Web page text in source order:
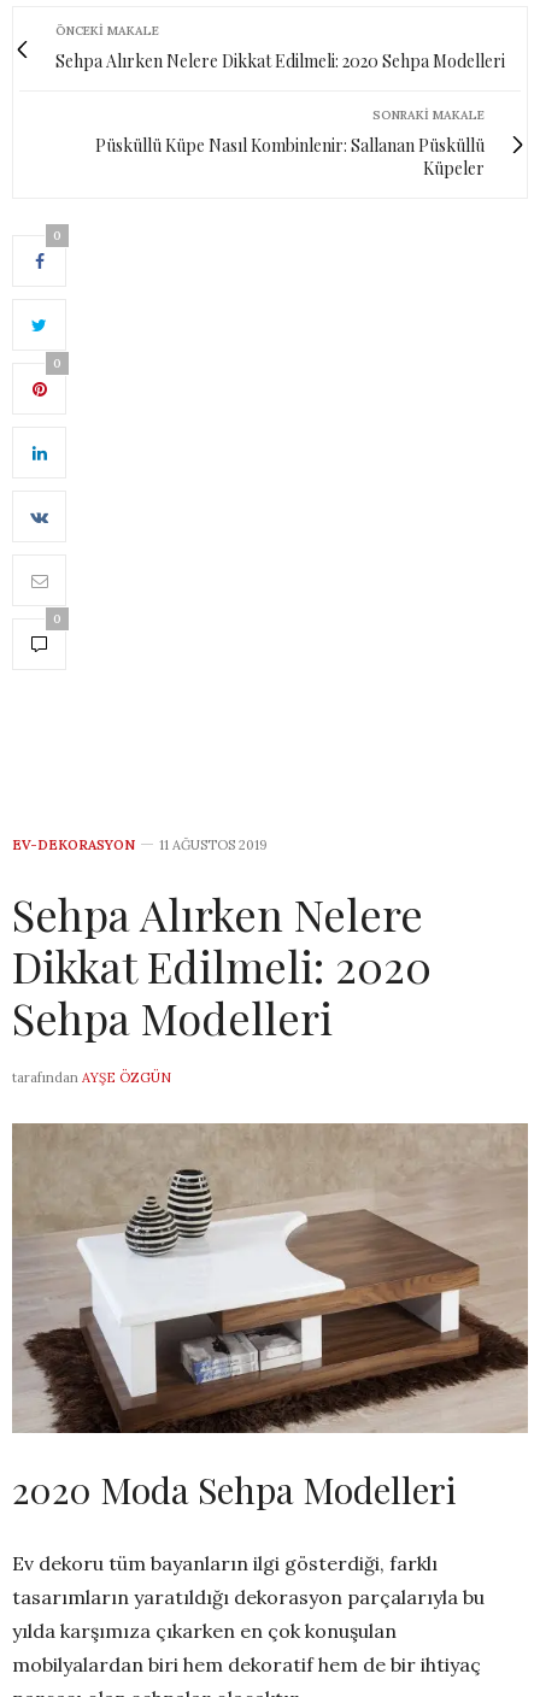
ÖNCEKI MAKALE
Sehpa Alırken Nelere Dikkat Edilmeli: 2020 Sehpa Modelleri
SONRAKI MAKALE
Püsküllü Küpe Nasıl Kombinlenir: Sallanan Püsküllü
Küpeler
0
0
0
EV-DEKORASYON 11 AĞUSTOS 2019
Sehpa Alırken Nelere
Dikkat Edilmeli: 2020
Sehpa Modelleri
tarafından AYŞE ÖZGÜN
2020 Moda Sehpa Modelleri
Ev dekoru tüm bayanların ilgi gösterdiği, farklı
tasarımların yaratıldığı dekorasyon parçalarıyla bu
yılda karşımıza çıkarken en çok konuşulan
mobilyalardan biri hem dekoratif hem de bir ihtiyaç